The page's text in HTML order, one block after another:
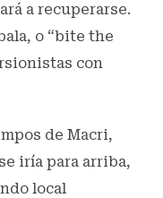
a recuperarse.
o “bite the
con
de Macri,
iría para arriba,
local